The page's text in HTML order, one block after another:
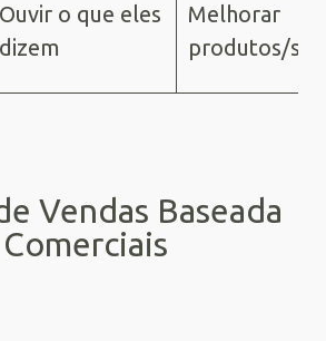
Ouvir o que eles
dizem
Melhorar
produtos/
Vendas Baseada